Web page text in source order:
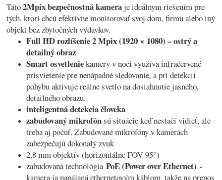
Táto2Mpix bezpečnostná kameraje ideálnym riešením pre
tých, ktorí chcú efektívne monitorovať svoj dom, firmu alebo iný
objekt bez zbytočných výdavkov.
Full HD rozlíšenie 2 Mpix (1920 × 1080) – ostrý a
detailný obraz
Smart osvetleniekamery v noci využíva infračervené
prisvietenie pre nenápadné sledovanie, a pri detekcii
pohybu aktivuje reálne svetlo na dosiahnutie jasného,
detailného obrazu.
inteligentná detekcia človeka
zabudovaný mikrofónsú situácie keď nestačí vidieť, ale
treba aj počuť. Zabudované mikrofóny v kamerách
zabezpečujú dokonalý zvuk
2,8 mm objektív (horizontálne FOV 95°)
zabudovaná technológiaPoE (Power over Ethernet) -
kamera ja napájaná ethernetovým káblom, takže na prenos